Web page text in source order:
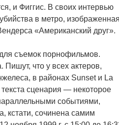
и Фиггис. В своих интервью
в метро,
«Американский друг».
съемок порнофильмов.
Пишут, что у всех актеров,
в районах Sunset и La
сценария — некоторое
событиями,
кстати, сочинена самим